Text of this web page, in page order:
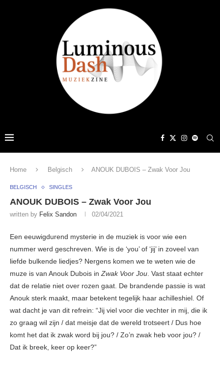
Home Belgisch ANOUK DUBOIS – Zwak Voor Jou
BELGISCH SINGLES
ANOUK DUBOIS – Zwak Voor Jou
written by Felix Sandon 02/04/2021
Een eeuwigdurend mysterie in de muziek is voor wie een
nummer werd geschreven. Wie is de ‘you’ of ‘jij’ in zoveel van
liefde bulkende liedjes? Nergens komen we te weten wie de
muze is van Anouk Dubois inZwak Voor Jou. Vast staat echter
dat de relatie niet over rozen gaat. De brandende passie is wat
Anouk sterk maakt, maar betekent tegelijk haar achilleshiel. Of
wat dacht je van dit refrein: “Jij viel voor die vechter in mij, die ik
zo graag wil zijn / dat meisje dat de wereld trotseert / Dus hoe
komt het dat ik zwak word bij jou? / Zo’n zwak heb voor jou? /
Dat ik breek, keer op keer?”